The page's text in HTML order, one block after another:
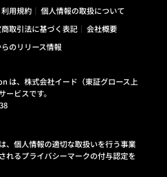
利用規約
個人情報の取扱について
取引法に基づく表記
会社概要
のリリース情報
は、株式会社イード（東証グロース上
ービスです。
、個人情報の適切な取扱いを行う事業
れるプライバシーマークの付与認定を